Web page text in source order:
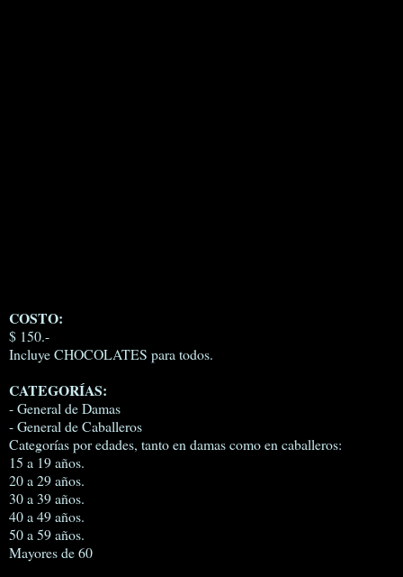
COSTO:
$ 150.-
Incluye CHOCOLATES para todos.
CATEGORÍAS:
- General de Damas
- General de Caballeros
Categorías por edades, tanto en damas como en caballeros:
15 a 19 años.
20 a 29 años.
30 a 39 años.
40 a 49 años.
50 a 59 años.
Mayores de 60